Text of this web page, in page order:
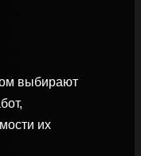
выбирают
их